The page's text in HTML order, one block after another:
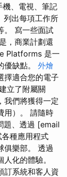
、電視、筆記
列出每項工作所
。 寫一些面試
，商業計劃還
Platforms 是一
優缺點。 外燴
擇適合您的電子
立了附屬關
我們將獲得一定
用）。 請隨時
題、透過 [email
種應用程式
俱樂部。 透過
化的體驗。
訂系統和客人資